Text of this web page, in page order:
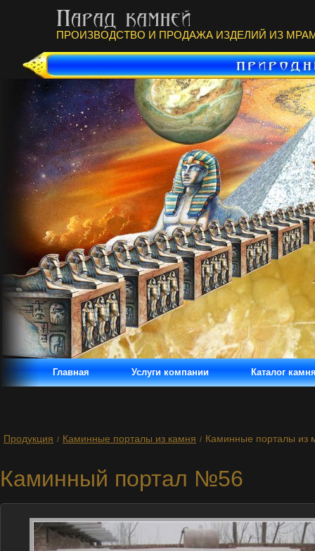
ПРОИЗВОДСТВО И ПРОДАЖА ИЗДЕЛИЙ ИЗ
Главная Услуги компании Каталог
Продукция / Каминные порталы из камня / Каминные порталы из
Каминный портал №56